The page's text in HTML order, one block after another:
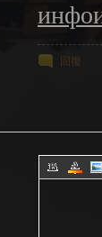
инфо
回復